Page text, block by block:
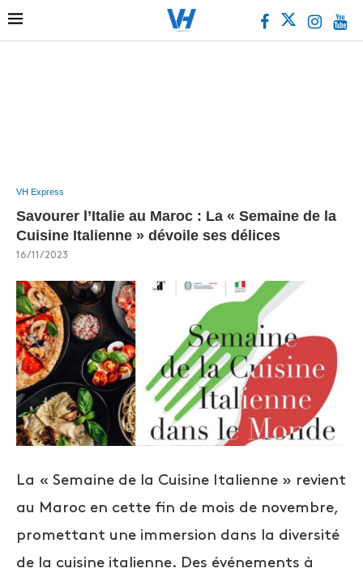
VH Express
Savourer l’Italie au Maroc : La « Semaine de la
Cuisine Italienne » dévoile ses délices
16/11/2023
La « Semaine de la Cuisine Italienne » revient
au Maroc en cette fin de mois de novembre,
promettant une immersion dans la diversité
de la cuisine italienne. Des événements à